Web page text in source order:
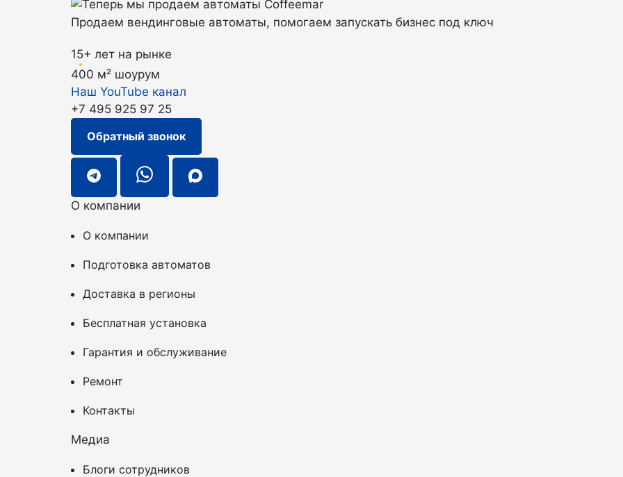
Продаем вендинговые автоматы, помогаем запускать бизнес под ключ
15+ лет на рынке
400 м² шоурум
Наш YouTube канал
+7 495 925 97 25
Обратный звонок
О компании
О компании
Подготовка автоматов
Доставка в регионы
Бесплатная установка
Гарантия и обслуживание
Ремонт
Контакты
Медиа
Блоги сотрудников